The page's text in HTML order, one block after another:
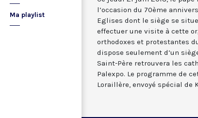
Ma playlist
l’occasion du 70ème
Eglises dont le siège se
effectuer une visite à cette
orthodoxes et protestantes
dispose seulement d’un
Saint-Père retrouvera les
Palexpo. Le programme de
Loraillère, envoyé spécial de